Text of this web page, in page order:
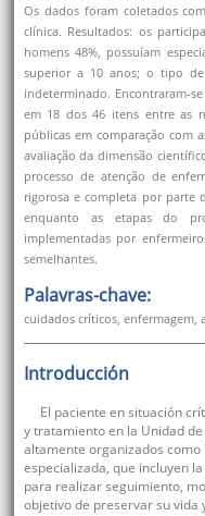
Os dados foram coletados
clínica. Resultados: os
homens 48%, possuíam
superior a 10 anos; o tipo
indeterminado. Encontraram-
em 18 dos 46 itens entre as
públicas em comparação com
avaliação da dimensão
processo de atenção de
rigorosa e completa por parte
enquanto as etapas do
implementadas por
semelhantes.
Palavras-chave:
cuidados críticos, enfermagem,
Introducción
El paciente en situación
y tratamiento en la Unidad
altamente organizados
especializada, que incluyen
para realizar seguimiento,
objetivo de preservar su vida